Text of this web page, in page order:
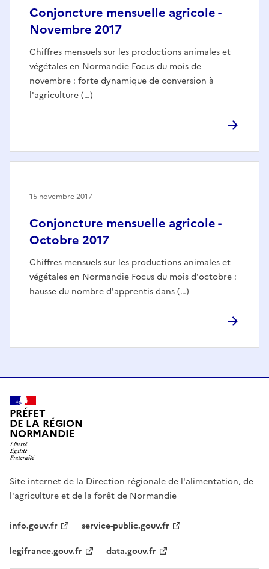
Conjoncture mensuelle agricole -
Novembre 2017
Chiffres mensuels sur les productions animales et
végétales en Normandie Focus du mois de
novembre : forte dynamique de conversion à
l'agriculture (…)
Conjoncture mensuelle agricole -
Octobre 2017
Chiffres mensuels sur les productions animales et
végétales en Normandie Focus du mois d'octobre :
hausse du nombre d'apprentis dans (…)
15 novembre 2017
PRÉFET
DE LA RÉGION
NORMANDIE
Site internet de la Direction régionale de l'alimentation, de
l'agriculture et de la forêt de Normandie
info.gouv.fr
service-public.gouv.fr
legifrance.gouv.fr
data.gouv.fr